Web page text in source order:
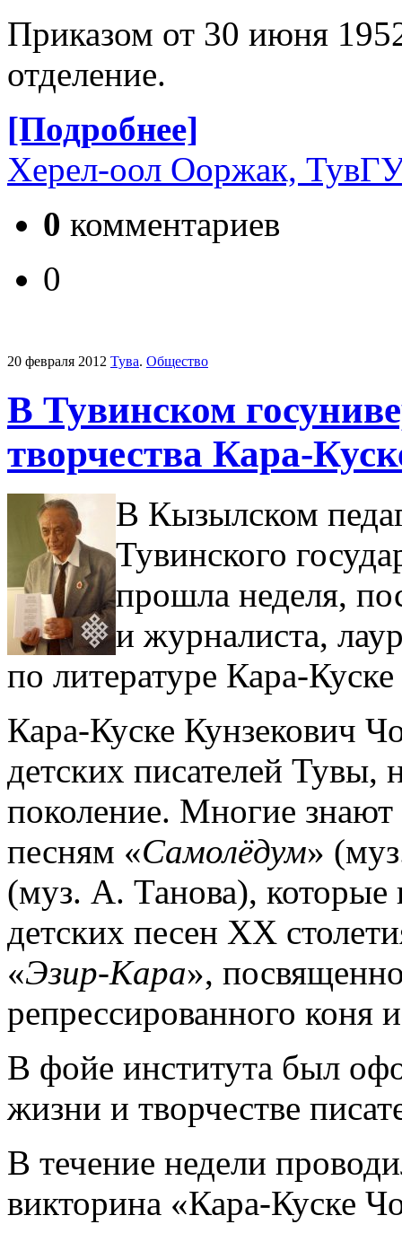
Приказом от 30 июня
отделение.
[Подробнее]
Херел-оол Ооржак,
0 комментариев
0
20 февраля 2012 Тува. Общество
В Тувинском
творчества Кара-
В Кызылском
Тувинского
прошла неделя,
и журналиста,
по литературе Кара-
Кара-Куске Кунзекович
детских писателей Тувы,
поколение. Многие знают
песням «Самолёдум»
(муз. А. Танова),
детских песен ХХ
«Эзир-Кара»,
репрессированного коня
В фойе института был
жизни и творчестве
В течение недели
викторина «Кара-Куске